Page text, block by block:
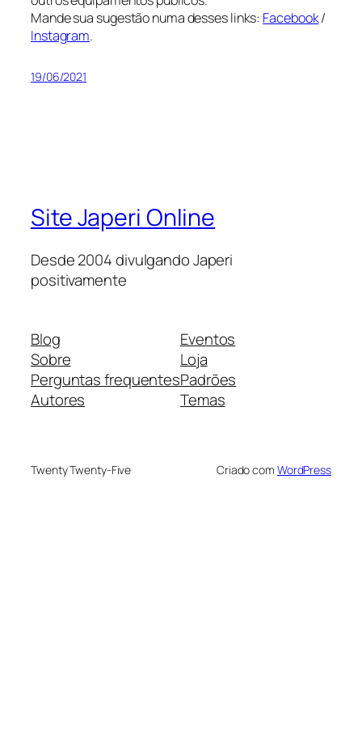
Mande sua sugestão numa desses links: Facebook/
Instagram.
19/06/2021
Site Japeri Online
Desde 2004 divulgando Japeri
positivamente
Blog
Sobre
Perguntas frequentes
Autores
Eventos
Loja
Padrões
Temas
Twenty Twenty-Five Criado com WordPress